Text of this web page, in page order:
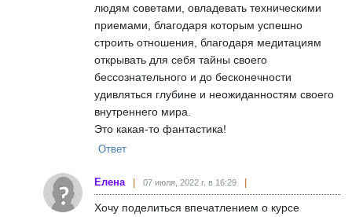
людям советами, овладевать техническими
приемами, благодаря которым успешно
строить отношения, благодаря медитациям
открывать для себя тайны своего
бессознательного и до бесконечности
удивляться глубине и неожиданностям своего
внутреннего мира.
Это какая-то фантастика!
Ответ
Елена 07 июля, 2022 г. в 16:29
Хочу поделиться впечатлением о курсе